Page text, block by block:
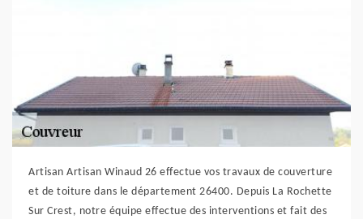
Artisan Artisan Winaud 26 effectue vos travaux de couverture
et de toiture dans le département 26400. Depuis La Rochette
Sur Crest, notre équipe effectue des interventions et fait des